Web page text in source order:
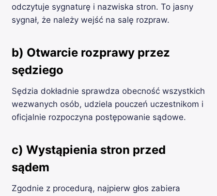
odczytuje sygnaturę i nazwiska stron. To jasny
sygnał, że należy wejść na salę rozpraw.
b) Otwarcie rozprawy przez
sędziego
Sędzia dokładnie sprawdza obecność wszystkich
wezwanych osób, udziela pouczeń uczestnikom i
oficjalnie rozpoczyna postępowanie sądowe.
c) Wystąpienia stron przed
sądem
Zgodnie z procedurą, najpierw głos zabiera